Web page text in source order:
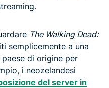
The Walking Dead:
semplicemente a una
di origine per
i neozelandesi
del server in